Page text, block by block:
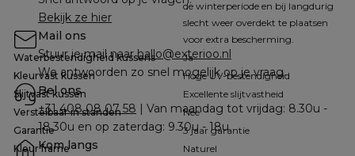
de winterperiode en bij langdurig
slecht weer overdekt te plaatsen
voor extra bescherming.
Waterbestendigheid kussens
Ja
Kleurvast kussen
Hoge UV-bestendigheid
Slijtvast kussen
Excellente slijtvastheid
Verstelbaar in standen
Nee
Garantie
3 jaar garantie
Kleur frame
Naturel
Bekijk ze hier
Mail ons
Stuur je mail naar hallo@exterioo.nl
We antwoorden zo snel mogelijk op je vraag.
Bel ons
+31 408 08 07 58 | Van maandag tot vrijdag: 8.30u -
18.30u en op zaterdag: 9.30u - 18u
Kom langs